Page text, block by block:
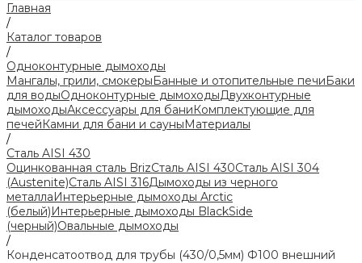
Главная
/
Каталог товаров
/
Одноконтурные дымоходы
Мангалы, грили, смокерыБанные и отопительные печиБаки
для водыОдноконтурные дымоходыДвухконтурные
дымоходыАксессуары для баниКомплектующие для
печейКамни для бани и сауныМатериалы
/
Сталь AISI 430
Оцинкованная сталь BrizСталь AISI 430Сталь AISI 304
(Austenite)Сталь AISI 316Дымоходы из черного
металлаИнтерьерные дымоходы Arctic
(белый)Интерьерные дымоходы BlackSide
(черный)Овальные дымоходы
/
Конденсатоотвод для трубы (430/0,5мм) Ф100 внешний